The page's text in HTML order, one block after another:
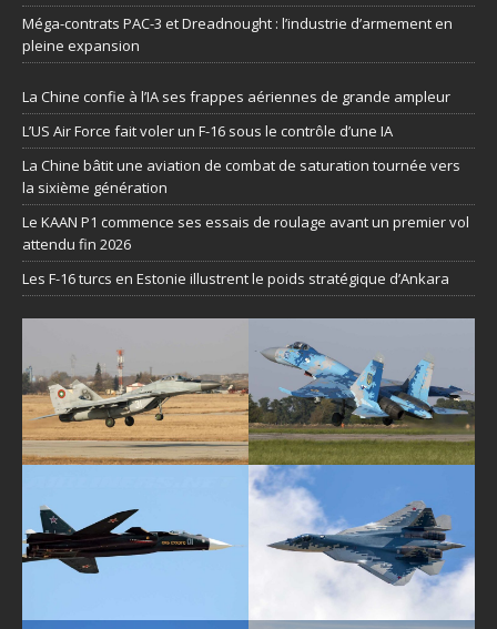
Méga-contrats PAC-3 et Dreadnought : l’industrie d’armement en
pleine expansion
La Chine confie à l’IA ses frappes aériennes de grande ampleur
L’US Air Force fait voler un F-16 sous le contrôle d’une IA
La Chine bâtit une aviation de combat de saturation tournée vers
la sixième génération
Le KAAN P1 commence ses essais de roulage avant un premier vol
attendu fin 2026
Les F-16 turcs en Estonie illustrent le poids stratégique d’Ankara